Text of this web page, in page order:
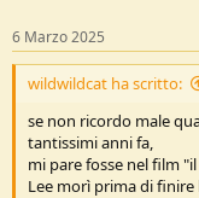
6 Marzo 2025
wildwildcat ha scritto:
se non ricordo male
tantissimi anni fa,
mi pare fosse nel film
Lee morì prima di